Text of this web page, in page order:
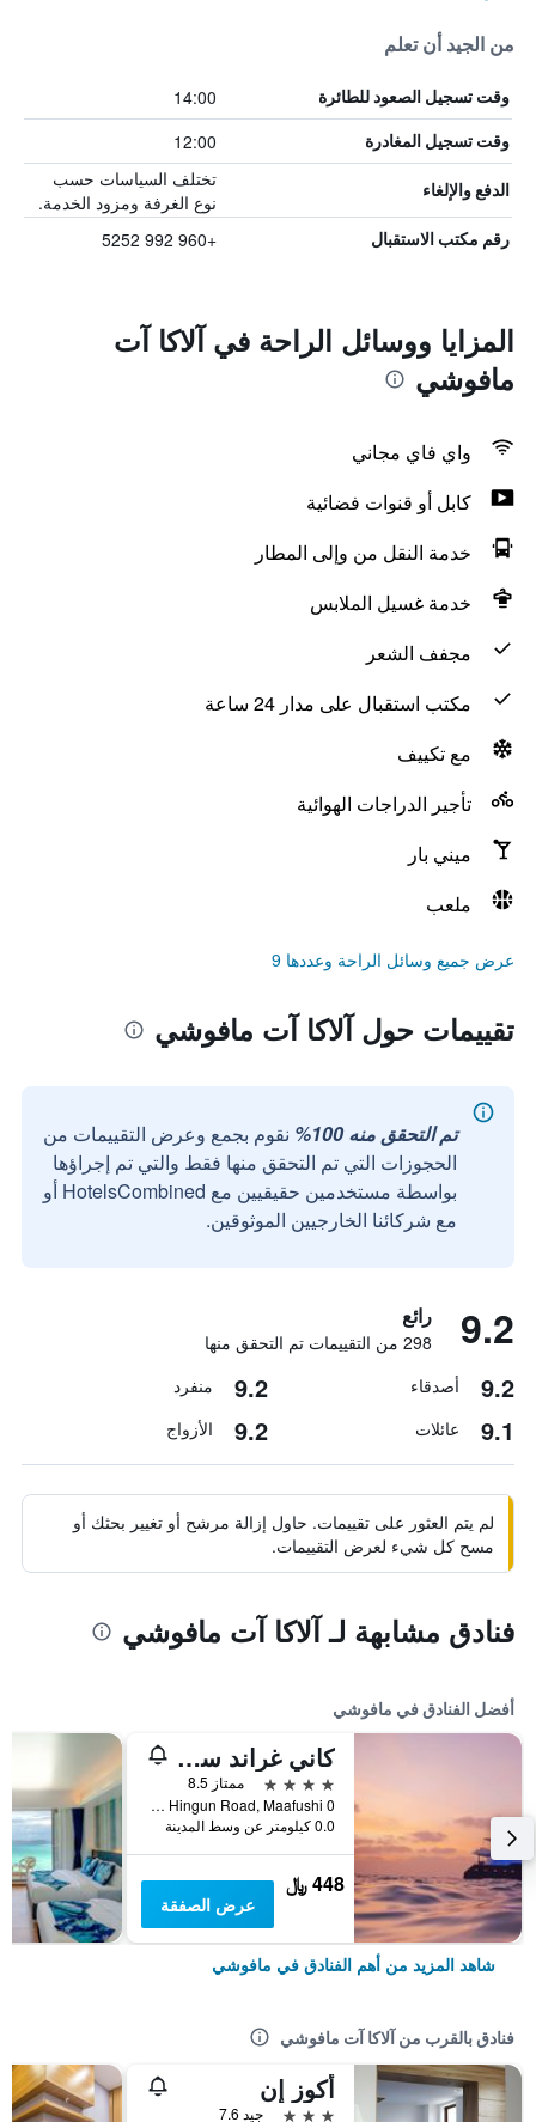
من الجيد أن تعلم
وقت تسجيل الصعود للطائرة 14:00
وقت تسجيل المغادرة 12:00
الدفع والإلغاء
تختلف السياسات حسب
نوع الغرفة ومزود الخدمة.
رقم مكتب الاستقبال +960 992 5252
المزايا ووسائل الراحة في آلاكا آت
مافوشي
واي فاي مجاني
كابل أو قنوات فضائية
خدمة النقل من وإلى المطار
خدمة غسيل الملابس
مجفف الشعر
مكتب استقبال على مدار 24 ساعة
مع تكييف
تأجير الدراجات الهوائية
ميني بار
ملعب
عرض جميع وسائل الراحة وعددها 9
تقييمات حول آلاكا آت مافوشي
تم التحقق منه 100%
نقوم بجمع وعرض التقييمات من
الحجوزات التي تم التحقق منها فقط والتي تم إجراؤها
بواسطة مستخدمين حقيقيين مع HotelsCombined أو
مع شركائنا الخارجيين الموثوقين.
9.2 رائع
298 من التقييمات تم التحقق منها
9.2 أصدقاء 9.2 منفرد
9.1 عائلات 9.2 الأزواج
لم يتم العثور على تقييمات. حاول إزالة مرشح أو تغيير بحثك أو
مسح كل شيء لعرض التقييمات.
فنادق مشابهة لـ آلاكا آت مافوشي
أفضل الفنادق في مافوشي
كاني غراند سي فيو
4 نجوم
ممتاز 8.5
Aabaadhee Hingun Road, Maafushi 0, مافوشي, جزر المالديف
0.0 كيلومتر عن وسط المدينة
448 ﷼
عرض الصفقة
شاهد المزيد من أهم الفنادق في مافوشي
فنادق بالقرب من آلاكا آت مافوشي
أكوز إن
3 نجوم جيد 7.6